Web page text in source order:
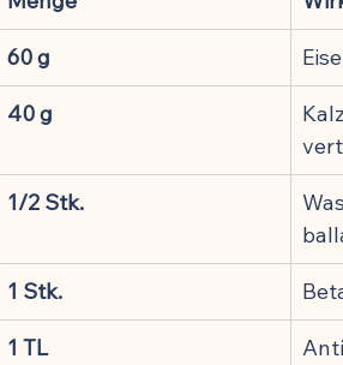
60 g
40 g
1/2 Stk.
1 Stk.
1 TL